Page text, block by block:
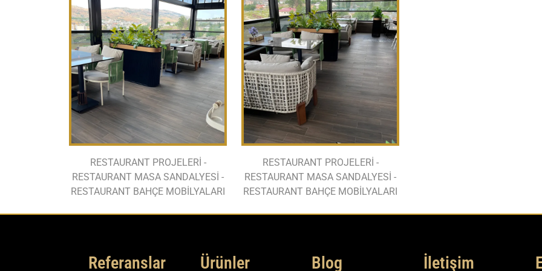
RESTAURANT PROJELERİ -
RESTAURANT MASA SANDALYESİ -
RESTAURANT BAHÇE MOBİLYALARI
RESTAURANT PROJELERİ -
RESTAURANT MASA SANDALYESİ -
RESTAURANT BAHÇE MOBİLYALARI
Referanslar Ürünler Blog İletişim